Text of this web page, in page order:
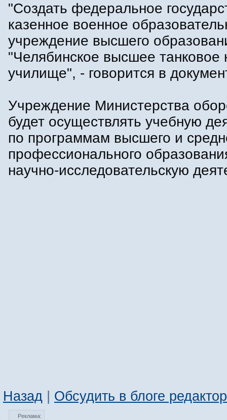
"Создать федеральное
казенное военное
учреждение высшего
"Челябинское высшее танковое
училище", - говорится в
Учреждение Министерства
будет осуществлять учебную
по программам высшего и
профессионального
научно-исследовательскую
Назад | Обсудить в блоге
Реклама: